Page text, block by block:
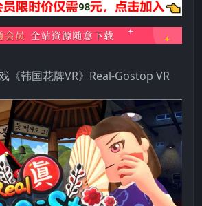
《韩国花牌VR》Real-Gostop VR